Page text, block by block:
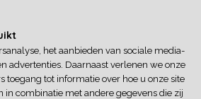
het aanbieden van sociale media-
advertenties. Daarnaast verlenen we onze
toegang tot informatie over hoe u onze site
combinatie met andere gegevens die zij